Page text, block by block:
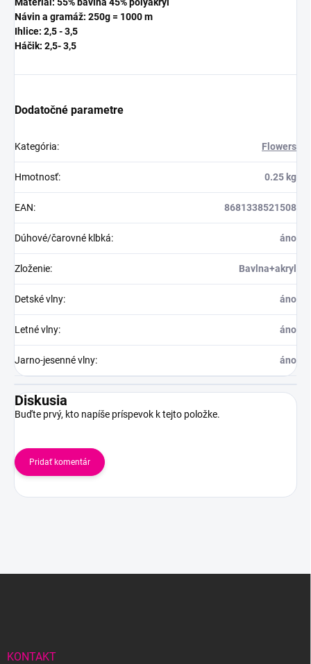
Návin a gramáž: 250g = 1000 m
Ihlice: 2,5 - 3,5
Háčik: 2,5- 3,5
Dodatočné parametre
Kategória: Flowers
Hmotnosť: 0.25 kg
EAN: 8681338521508
Dúhové/čarovné klbká: áno
Zloženie: Bavlna+akryl
Detské vlny: áno
Letné vlny: áno
Jarno-jesenné vlny: áno
Diskusia
Buďte prvý, kto napíše príspevok k tejto položke.
Pridať komentár
KONTAKT